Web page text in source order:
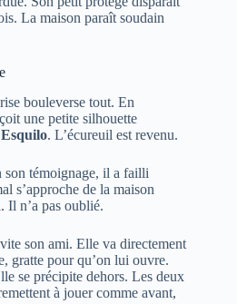
La maison paraît soudain
bouleverse tout. En
une petite silhouette
Esquilo. L’écureuil est revenu.
son témoignage, il a failli
s’approche de la maison
Il n’a pas oublié.
son ami. Elle va directement
gratte pour qu’on lui ouvre.
se précipite dehors. Les deux
à jouer comme avant,